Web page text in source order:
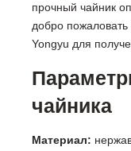
прочный чайник
добро
Yongyu для
чайника
Материал: